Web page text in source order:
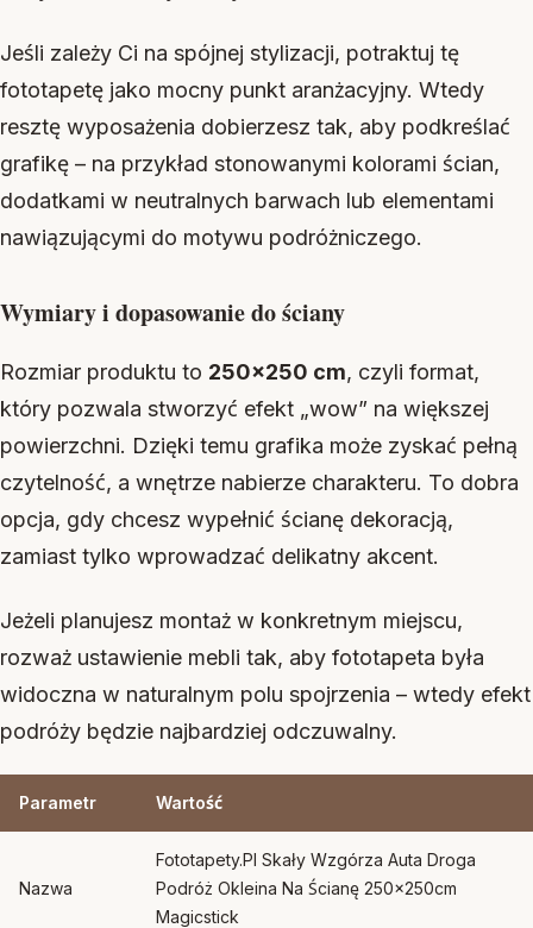
Jeśli zależy Ci na spójnej stylizacji, potraktuj tę
fototapetę jako mocny punkt aranżacyjny. Wtedy
resztę wyposażenia dobierzesz tak, aby podkreślać
grafikę – na przykład stonowanymi kolorami ścian,
dodatkami w neutralnych barwach lub elementami
nawiązującymi do motywu podróżniczego.
Wymiary i dopasowanie do ściany
Rozmiar produktu to 250×250 cm, czyli format,
który pozwala stworzyć efekt „wow” na większej
powierzchni. Dzięki temu grafika może zyskać pełną
czytelność, a wnętrze nabierze charakteru. To dobra
opcja, gdy chcesz wypełnić ścianę dekoracją,
zamiast tylko wprowadzać delikatny akcent.
Jeżeli planujesz montaż w konkretnym miejscu,
rozważ ustawienie mebli tak, aby fototapeta była
widoczna w naturalnym polu spojrzenia – wtedy efekt
podróży będzie najbardziej odczuwalny.
Parametr Wartość
Nazwa
Fototapety.Pl Skały Wzgórza Auta Droga
Podróż Okleina Na Ścianę 250x250cm
Magicstick